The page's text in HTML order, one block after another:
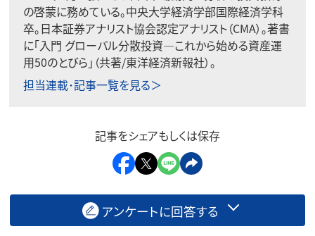
の啓蒙に務めている。中央大学経済学部国際経済学科
卒。日本証券アナリスト協会認定アナリスト（CMA）。著書
に「入門 グローバル分散投資―これから始める資産運
用50のとびら」（共著/東洋経済新報社）。
担当連載･記事一覧を見る＞
記事をシェアもしくは保存
アンケートに回答する